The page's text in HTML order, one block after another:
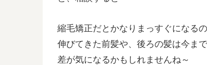
縮毛矯正だとかなりまっすぐになる
伸びてきた前髪や、後ろの髪は今ま
差が気になるかもしれませんね～